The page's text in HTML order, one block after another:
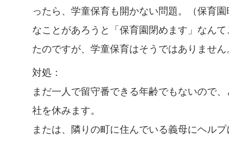
ったら、学童保育も開かない問題。（保育
なことがあろうと「保育園閉めます」なん
たのですが、学童保育はそうではありません
対処：
まだ一人で留守番できる年齢でもないので
社を休みます。
または、隣りの町に住んでいる義母にヘル